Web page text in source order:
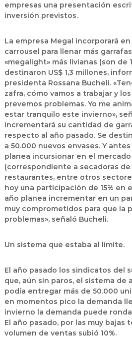
empresas una presentación
inversión previstos.
La empresa Megal incorporará
carrousel para llenar más
«megalight» más livianas (son de
destinaron US$ 1,3 millones,
presidenta Rossana Bucheli.
zafra, cómo vamos a trabajar y
prevemos problemas. Yo me
estar tranquilo este invierno»,
incrementará su cantidad de
respecto al año pasado. Se
a 50.000 nuevos envases. Y
planea incursionar en el
(correspondiente a secadoras
restaurantes, entre otros
hoy una participación de 15% en
año planea incrementar en un
muy comprometidos para que la
problemas», señaló Bucheli.
Un sistema que estaba al límite.
El año pasado los sindicatos del
que, aún sin paros, el sistema
podía entregar más de 50.000
en momentos pico la demanda
invierno la demanda puede
El año pasado, por las muy bajas
volumen de ventas subió 10%.